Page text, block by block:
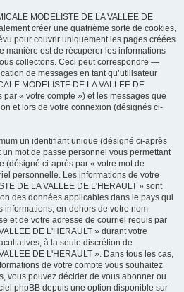
MODELISTE DE LA VALLEE DE
créer une quatrième sorte de cookies,
pour couvrir uniquement les pages créées
manière est de récupérer les informations
collectons. Ceci peut correspondre —
de messages en tant qu’utilisateur
MODELISTE DE LA VALLEE DE
« votre compte ») et les messages que
et lors de votre connexion (désignés ci-
un identifiant unique (désigné ci-après
un mot de passe personnel vous permettant
(désigné ci-après par « votre mot de
personnelle. Les informations de votre
DE LA VALLEE DE L'HERAULT » sont
des données applicables dans le pays qui
informations, en-dehors de votre nom
et de votre adresse de courriel requis par
DE L'HERAULT » durant votre
à la seule discrétion de
DE L'HERAULT ». Dans tous les cas,
de votre compte vous souhaitez
vous pouvez décider de vous abonner ou
phpBB depuis une option disponible sur